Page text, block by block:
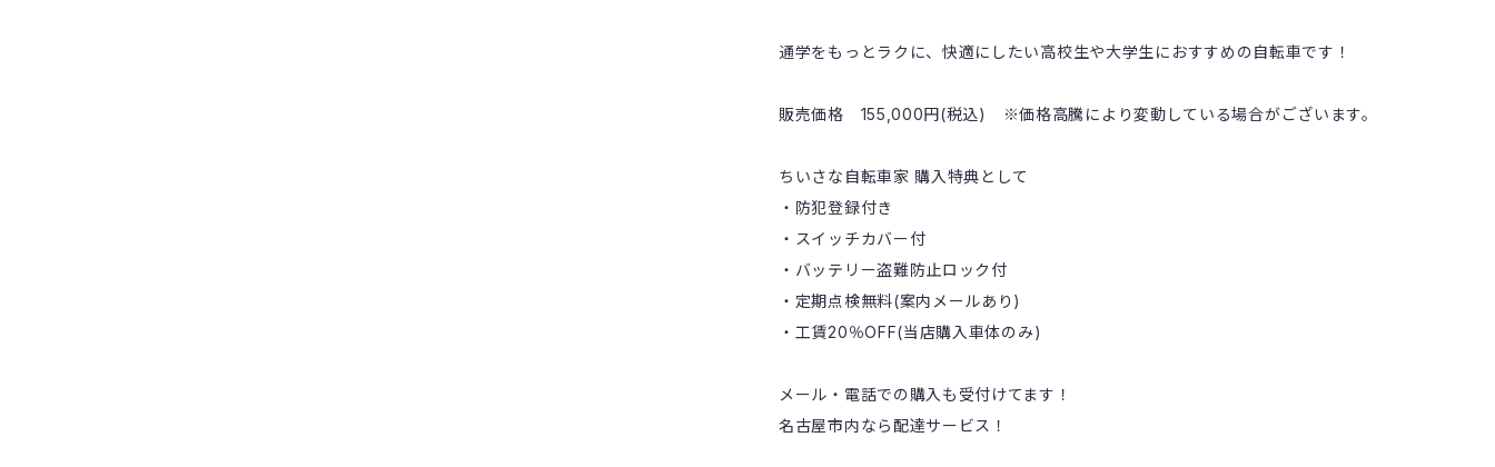
通学をもっとラクに、快適にしたい高校生や大学生におすすめの自転車です！
販売価格 155,000円(税込) ※価格高騰により変動している場合がございます。
ちいさな自転車家 購入特典として
・防犯登録付き
・スイッチカバー付
・バッテリー盗難防止ロック付
・定期点検無料(案内メールあり)
・工賃20％OFF(当店購入車体のみ)
メール・電話での購入も受付けてます！
名古屋市内なら配達サービス！